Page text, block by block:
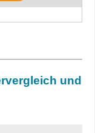
und